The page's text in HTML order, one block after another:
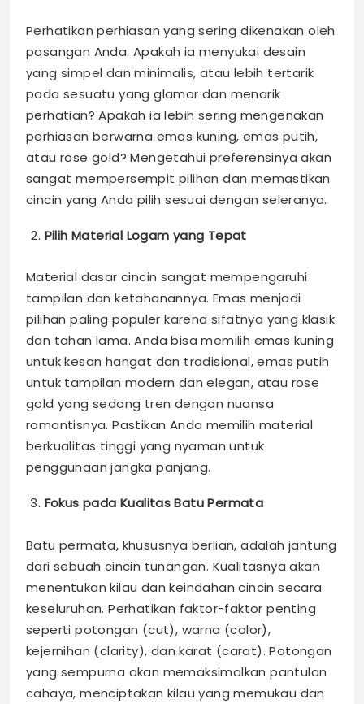
Perhatikan perhiasan yang sering dikenakan oleh
pasangan Anda. Apakah ia menyukai desain
yang simpel dan minimalis, atau lebih tertarik
pada sesuatu yang glamor dan menarik
perhatian? Apakah ia lebih sering mengenakan
perhiasan berwarna emas kuning, emas putih,
atau rose gold? Mengetahui preferensinya akan
sangat mempersempit pilihan dan memastikan
cincin yang Anda pilih sesuai dengan seleranya.
Pilih Material Logam yang Tepat
Material dasar cincin sangat mempengaruhi
tampilan dan ketahanannya. Emas menjadi
pilihan paling populer karena sifatnya yang klasik
dan tahan lama. Anda bisa memilih emas kuning
untuk kesan hangat dan tradisional, emas putih
untuk tampilan modern dan elegan, atau rose
gold yang sedang tren dengan nuansa
romantisnya. Pastikan Anda memilih material
berkualitas tinggi yang nyaman untuk
penggunaan jangka panjang.
Fokus pada Kualitas Batu Permata
Batu permata, khususnya berlian, adalah jantung
dari sebuah cincin tunangan. Kualitasnya akan
menentukan kilau dan keindahan cincin secara
keseluruhan. Perhatikan faktor-faktor penting
seperti potongan (cut), warna (color),
kejernihan (clarity), dan karat (carat). Potongan
yang sempurna akan memaksimalkan pantulan
cahaya, menciptakan kilau yang memukau dan